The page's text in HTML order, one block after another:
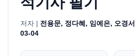
저자 | 전용문, 정다혜, 임예은, 오경서
03-04